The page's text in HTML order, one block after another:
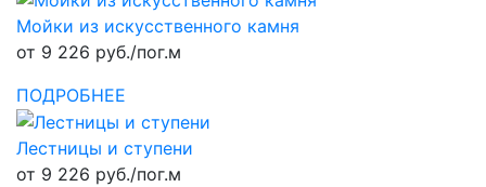
Мойки из искусственного камня
от 9 226 руб./пог.м
ПОДРОБНЕЕ
Лестницы и ступени
от 9 226 руб./пог.м